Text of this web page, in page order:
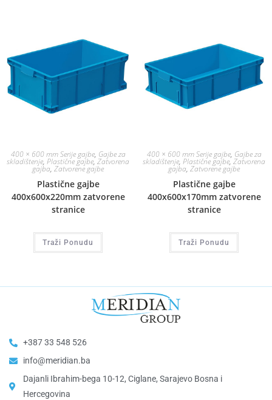
400 × 600 mm Serije gajbe, Gajbe za
skladištenje, Plastične gajbe,Zatvorena
gajba, Zatvorene gajbe
Plastične gajbe
400x600x220mm zatvorene
stranice
Traži Ponudu
400 × 600 mm Serije gajbe, Gajbe za
skladištenje, Plastične gajbe,Zatvorena
gajba, Zatvorene gajbe
Plastične gajbe
400x600x170mm zatvorene
stranice
Traži Ponudu
+387 33 548 526
info@meridian.ba
Dajanli Ibrahim-bega 10-12, Ciglane, Sarajevo Bosna i
Hercegovina​